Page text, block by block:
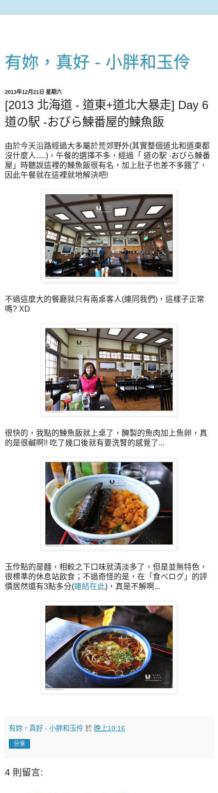
有妳，真好 - 小胖和玉伶
2013年12月21日 星期六
[2013 北海道 - 道東+道北大暴走] Day 6
道の駅 -おびら鰊番屋的鰊魚飯
由於今天沿路經過大多屬於荒郊野外(其實整個道北和道東都
沒什麼人.....)，午餐的選擇不多，經過「 道の駅 -おびら鰊番
屋」時聽說這裡的鰊魚飯很有名，加上肚子也差不多餓了，
因此午餐就在這裡就地解決吧!
不過這麼大的餐廳就只有兩桌客人(連同我們)，這樣子正常
嗎? XD
很快的，我點的鰊魚飯就上桌了，醃製的魚肉加上魚卵，真
的是很鹹啊!! 吃了幾口後就有要洗腎的感覺了...
玉伶點的是麵，相較之下口味就清淡多了，但是並無特色，
很標準的休息站飲食；不過奇怪的是，在「食べログ」的評
價居然還有3點多分(連結在此)，真是不解啊...
有妳，真好 - 小胖和玉伶 於 晚上10:16
分享
4 則留言: